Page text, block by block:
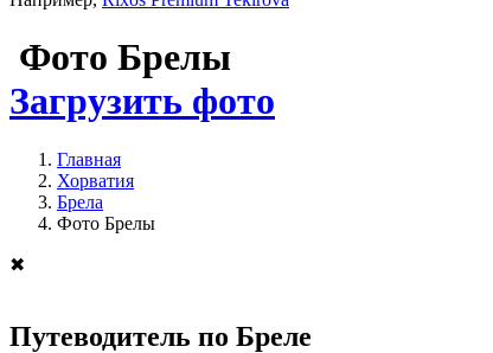
Фото Брелы
Загрузить фото
Главная
Хорватия
Брела
Фото Брелы
✖
Путеводитель по Бреле